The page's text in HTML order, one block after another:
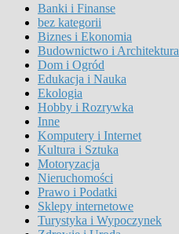
Banki i Finanse
bez kategorii
Biznes i Ekonomia
Budownictwo i Architektura
Dom i Ogród
Edukacja i Nauka
Ekologia
Hobby i Rozrywka
Inne
Komputery i Internet
Kultura i Sztuka
Motoryzacja
Nieruchomości
Prawo i Podatki
Sklepy internetowe
Turystyka i Wypoczynek